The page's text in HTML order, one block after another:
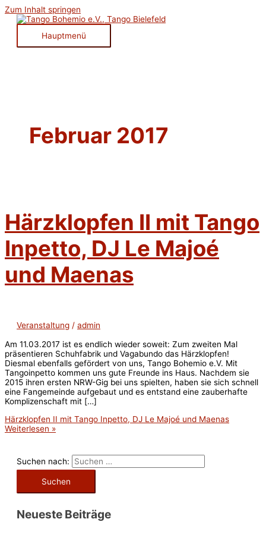
Zum Inhalt springen
Hauptmenü
Februar 2017
Härzklopfen II mit Tango
Inpetto, DJ Le Majoé
und Maenas
Veranstaltung / admin
Am 11.03.2017 ist es endlich wieder soweit: Zum zweiten Mal
präsentieren Schuhfabrik und Vagabundo das Härzklopfen!
Diesmal ebenfalls gefördert von uns, Tango Bohemio e.V. Mit
Tangoinpetto kommen uns gute Freunde ins Haus. Nachdem sie
2015 ihren ersten NRW-Gig bei uns spielten, haben sie sich schnell
eine Fangemeinde aufgebaut und es entstand eine zauberhafte
Komplizenschaft mit […]
Härzklopfen II mit Tango Inpetto, DJ Le Majoé und Maenas
Weiterlesen »
Suchen nach:
Neueste Beiträge